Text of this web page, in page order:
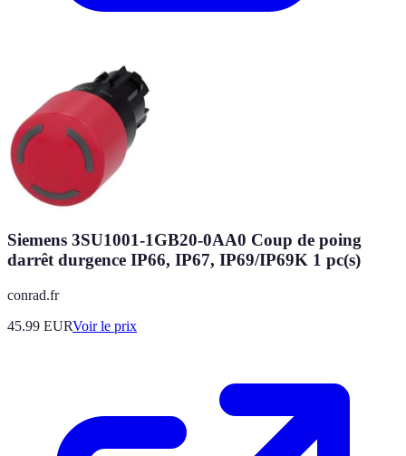
Siemens 3SU1001-1GB20-0AA0 Coup de poing
darrêt durgence IP66, IP67, IP69/IP69K 1 pc(s)
conrad.fr
45.99 EURVoir le prix